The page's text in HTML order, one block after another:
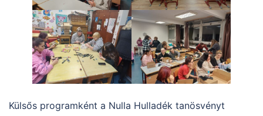
Külsős programként a Nulla Hulladék tanösvényt